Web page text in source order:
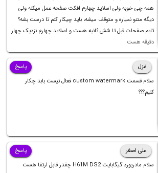
همه چی خوبه ولی اسلاید چهارم افکت صفحه عمل میکنه ولی
دیگه متنو نمیاره و متوقف میشه، باید چیکار کنم تا درست بشه؟
تایم صفحات قبل تا شش ثانیه هست و اسلاید چهارم نزدیک چهار
دقیقه هست
غزل
سلام قسمت custom watermark فعال نیست بابد چکار
کنیم؟؟؟
پاسخ
علی اصغر
سلام مادربورد گیگابایت H61M DS2 چقدر قابل ارتقا هست
پاسخ